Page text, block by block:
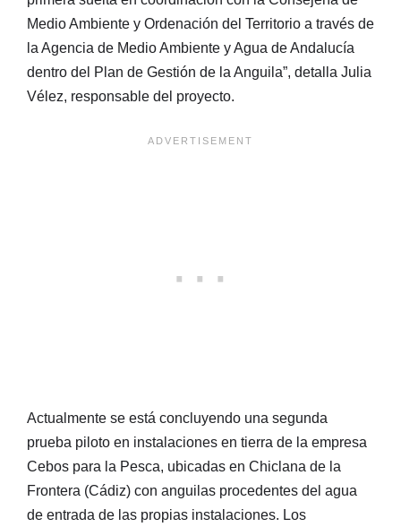
Medio Ambiente y Ordenación del Territorio a través de
la Agencia de Medio Ambiente y Agua de Andalucía
dentro del Plan de Gestión de la Anguila”, detalla Julia
Vélez, responsable del proyecto.
Actualmente se está concluyendo una segunda
prueba piloto en instalaciones en tierra de la empresa
Cebos para la Pesca, ubicadas en Chiclana de la
Frontera (Cádiz) con anguilas procedentes del agua
de entrada de las propias instalaciones. Los